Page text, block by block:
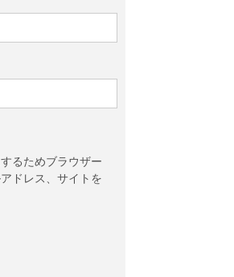
るためブラウザー
ドレス、サイトを